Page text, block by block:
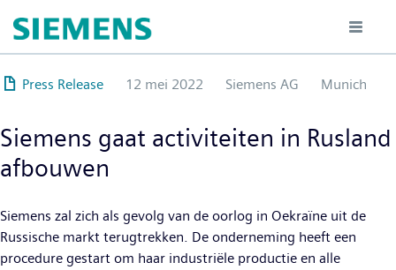
en
naar
de
inhoud
Press Release 12 mei 2022 Siemens AG Munich
Siemens gaat activiteiten in Rusland
afbouwen
Siemens zal zich als gevolg van de oorlog in Oekraïne uit de
Russische markt terugtrekken. De onderneming heeft een
procedure gestart om haar industriële productie en alle